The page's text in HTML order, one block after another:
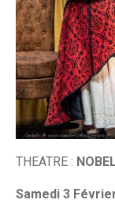
THEATRE :
Samedi 3